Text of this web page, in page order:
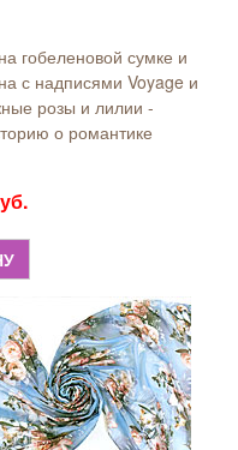
гобеленовой сумке и
с надписями Voyage и
розы и лилии -
о романтике